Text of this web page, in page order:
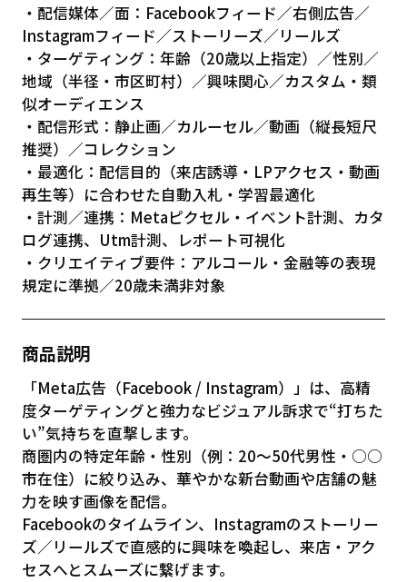
・配信媒体／面：Facebookフィード／右側広告／
Instagramフィード／ストーリーズ／リールズ
・ターゲティング：年齢（20歳以上指定）／性別／
地域（半径・市区町村）／興味関心／カスタム・類
似オーディエンス
・配信形式：静止画／カルーセル／動画（縦長短尺
推奨）／コレクション
・最適化：配信目的（来店誘導・LPアクセス・動画
再生等）に合わせた自動入札・学習最適化
・計測／連携：Metaピクセル・イベント計測、カタ
ログ連携、Utm計測、レポート可視化
・クリエイティブ要件：アルコール・金融等の表現
規定に準拠／20歳未満非対象
商品説明
「Meta広告（Facebook / Instagram）」は、高精
度ターゲティングと強力なビジュアル訴求で“打ちた
い”気持ちを直撃します。
商圏内の特定年齢・性別（例：20〜50代男性・○○
市在住）に絞り込み、華やかな新台動画や店舗の魅
力を映す画像を配信。
Facebookのタイムライン、Instagramのストーリー
ズ／リールズで直感的に興味を喚起し、来店・アク
セスへとスムーズに繋げます。